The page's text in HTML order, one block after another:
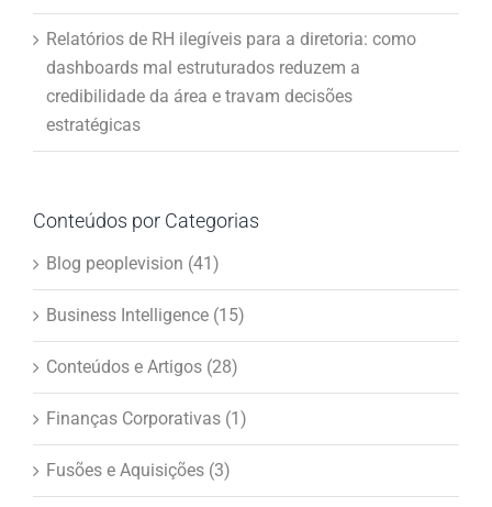
Relatórios de RH ilegíveis para a diretoria: como
dashboards mal estruturados reduzem a
credibilidade da área e travam decisões
estratégicas
Conteúdos por Categorias
Blog peoplevision (41)
Business Intelligence (15)
Conteúdos e Artigos (28)
Finanças Corporativas (1)
Fusões e Aquisições (3)